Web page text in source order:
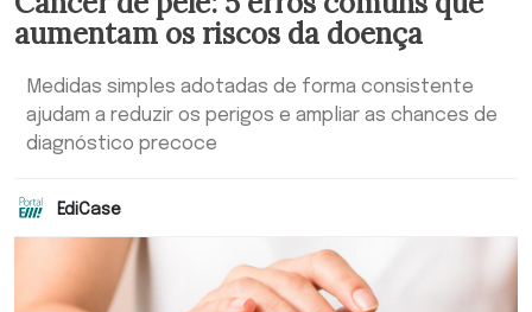
aumentam os riscos da doença
Medidas simples adotadas de forma consistente
ajudam a reduzir os perigos e ampliar as chances de
diagnóstico precoce
EdiCase